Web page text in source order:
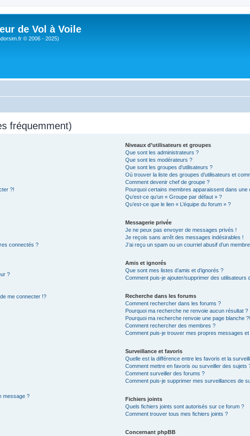
de Vol à Voile
© 2006 - 2025)
fréquemment)
?!
connectés ?
?
me connecter !?
message ?
Niveaux d’utilisateurs et groupes
Que sont les administrateurs ?
Que sont les modérateurs ?
Que sont les groupes d’utilisateurs ?
Où trouver la liste des groupes d’utilisateurs et
Comment devenir chef de groupe ?
Pourquoi certains membres apparaissent dans une
Qu’est-ce qu’un « Groupe par défaut » ?
Qu’est-ce que le lien « L’équipe du forum » ?
Messagerie privée
Je ne peux pas envoyer de messages privés !
Je reçois sans arrêt des messages indésirables !
J’ai reçu un spam ou un courriel abusif d’un
Amis et ignorés
Que sont mes listes d’amis et d’ignorés ?
Comment puis-je ajouter/supprimer des utilisateurs
Recherche dans les forums
Comment rechercher dans les forums ?
Pourquoi ma recherche ne renvoie aucun résultat ?
Pourquoi ma recherche renvoie une page blanche ?!
Comment rechercher des membres ?
Comment puis-je trouver mes propres messages
Surveillance et favoris
Quelle est la différence entre les favoris et la
Comment mettre en favoris ou surveiller des sujets
Comment surveiller des forums ?
Comment puis-je supprimer mes surveillances de
Fichiers joints
Quels fichiers joints sont autorisés sur ce forum ?
Comment trouver tous mes fichiers joints ?
Concernant phpBB